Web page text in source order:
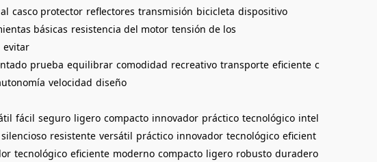
casco protector reflectores transmisión bicicleta dispositivo
básicas resistencia del motor tensión de los
evitar
prueba equilibrar comodidad recreativo transporte eficiente c
velocidad diseño
fácil seguro ligero compacto innovador práctico tecnológico intel
silencioso resistente versátil práctico innovador tecnológico eficient
tecnológico eficiente moderno compacto ligero robusto duradero